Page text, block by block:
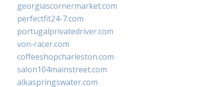
georgiascornermarket.com
perfectfit24-7.com
portugalprivatedriver.com
von-racer.com
coffeeshopcharleston.com
salon104mainstreet.com
alkaspringswater.com